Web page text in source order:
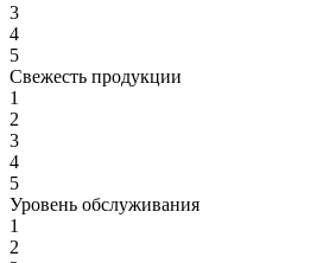
3
4
5
Свежесть продукции
1
2
3
4
5
Уровень обслуживания
1
2